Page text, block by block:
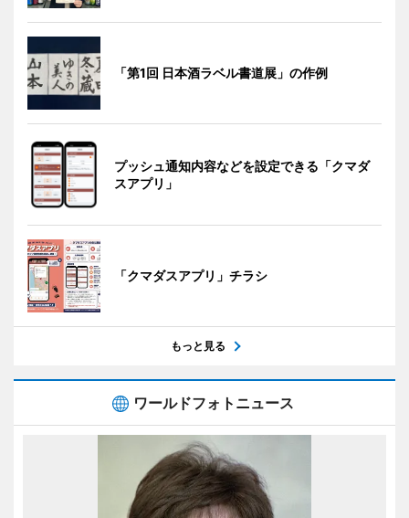
「第1回 日本酒ラベル書道展」の作例
プッシュ通知内容などを設定できる「クマダ
スアプリ」
「クマダスアプリ」チラシ
もっと見る
ワールドフォトニュース